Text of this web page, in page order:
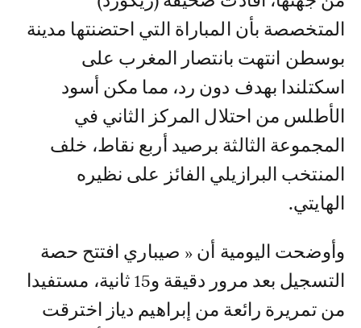
المتخصصة بأن المباراة التي احتضنتها مدينة
بوسطن انتهت بانتصار المغرب على
اسكتلندا بهدف دون رد، مما مكن أسود
الأطلس من احتلال المركز الثاني في
المجموعة الثالثة برصيد أربع نقاط، خلف
المنتخب البرازيلي الفائز على نظيره
الهايتي.
وأوضحت اليومية أن « صيباري افتتح حصة
التسجيل بعد مرور دقيقة و15 ثانية، مستفيدا
من تمريرة رائعة من إبراهيم دياز اخترقت